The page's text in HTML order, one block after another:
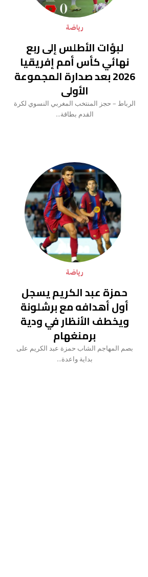
رياضة
لبؤات الأطلس إلى ربع
نهائي كأس أمم إفريقيا
2026 بعد صدارة المجموعة
الأولى
الرباط – حجز المنتخب المغربي النسوي لكرة
القدم بطاقة...
رياضة
حمزة عبد الكريم يسجل
أول أهدافه مع برشلونة
ويخطف الأنظار في ودية
برمنغهام
بصم المهاجم الشاب حمزة عبد الكريم على
بداية واعدة...